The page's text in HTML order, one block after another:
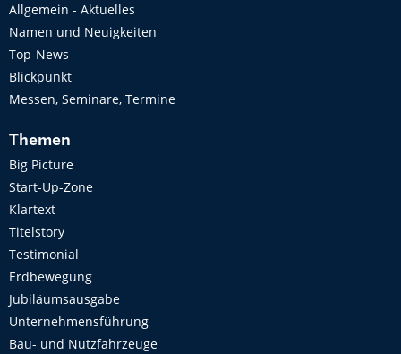
Allgemein - Aktuelles
Namen und Neuigkeiten
Top-News
Blickpunkt
Messen, Seminare, Termine
Themen
Big Picture
Start-Up-Zone
Klartext
Titelstory
Testimonial
Erdbewegung
Jubiläumsausgabe
Unternehmensführung
Bau- und Nutzfahrzeuge